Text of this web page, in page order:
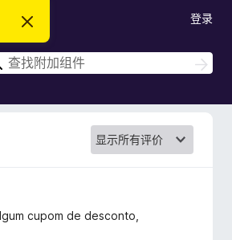
忽
此
通
知
登录
搜
索
cupom de desconto,